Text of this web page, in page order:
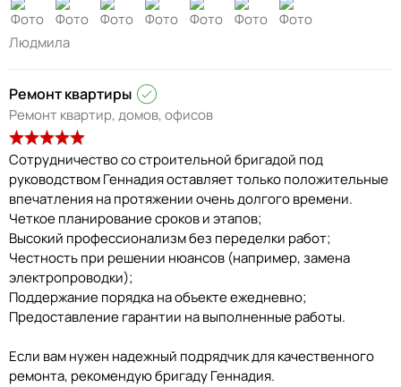
Людмила
Ремонт квартиры
Ремонт квартир, домов, офисов
Сотрудничество со строительной бригадой под
руководством Геннадия оставляет только положительные
впечатления на протяжении очень долгого времени.
Четкое планирование сроков и этапов;
Высокий профессионализм без переделки работ;
Честность при решении нюансов (например, замена
электропроводки);
Поддержание порядка на объекте ежедневно;
Предоставление гарантии на выполненные работы.
Если вам нужен надежный подрядчик для качественного
ремонта, рекомендую бригаду Геннадия.